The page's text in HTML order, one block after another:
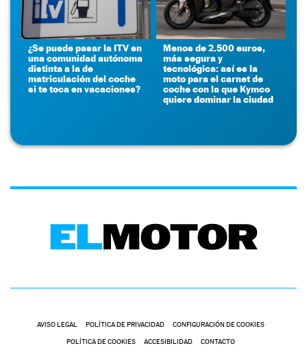
¿Se puede pasar la ITV en
una comunidad autónoma
distinta a la de
matriculación del coche
si te toca en vacaciones?
Menos de 2.500 euros,
más segura y
tecnológica: así es la
moto para el carnet de
coche con la que Kymco
quiere dominar la ciudad
AVISO LEGAL POLÍTICA DE PRIVACIDAD CONFIGURACIÓN DE COOKIES
POLÍTICA DE COOKIES ACCESIBILIDAD CONTACTO